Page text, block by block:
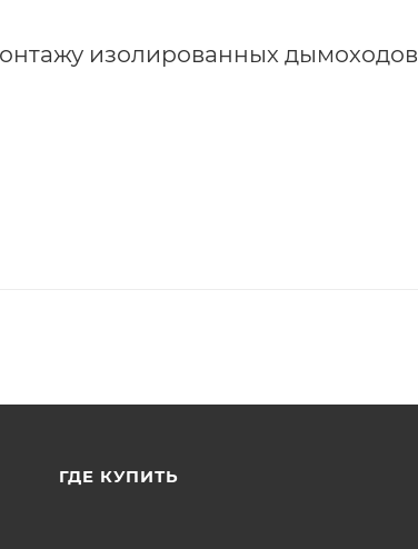
изолированных дымоходов
ГДЕ КУПИТЬ